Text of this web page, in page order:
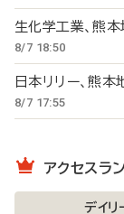
生化学工業、熊
8/7 18:50
日本リリー、熊
8/7 17:55
アクセスラ
デイリ